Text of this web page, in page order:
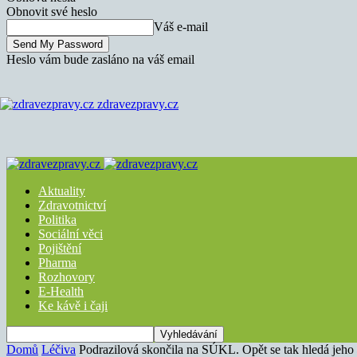
Obnovit své heslo
Váš e-mail
Heslo vám bude zasláno na váš email
zdravezpravy.cz
Aktuality
Zdravotnictví
Politika
Sociální věci
Pojištění
Pharma
Rozhovory
E-Health
Ke kávě i čaji
Domů Léčiva Podrazilová skončila na SÚKL. Opět se tak hledá jeho